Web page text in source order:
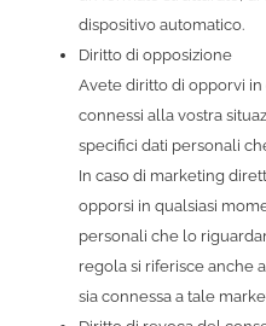
dispositivo automatico.
Diritto di opposizione
Avete diritto di opporvi
connessi alla vostra
specifici dati personali
In caso di marketing
opporsi in qualsiasi
personali che lo
regola si riferisce anche
sia connessa a tale